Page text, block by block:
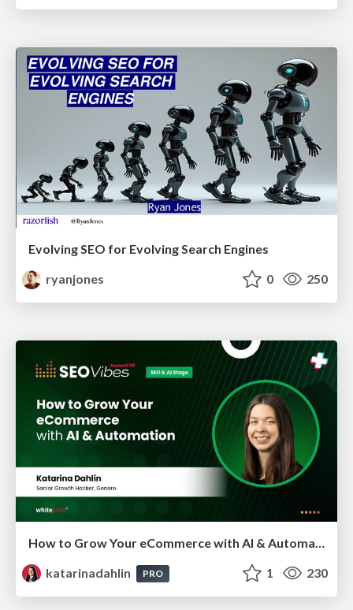
Evolving SEO for Evolving Search Engines
ryanjones
0 250
How to Grow Your eCommerce with AI & Automation
katarinadahlin
PRO 1 230